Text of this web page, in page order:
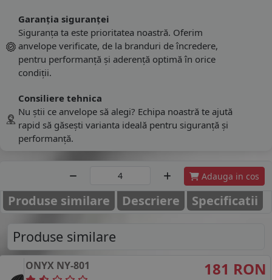
Garanția siguranței
Siguranța ta este prioritatea noastră. Oferim
anvelope verificate, de la branduri de încredere,
pentru performanță și aderență optimă în orice
condiții.
Consiliere tehnica
Nu știi ce anvelope să alegi? Echipa noastră te ajută
rapid să găsești varianta ideală pentru siguranță și
performanță.
Adauga in cos
Produse similare Descriere Specificatii
Produse similare
ONYX NY-801 181 RON